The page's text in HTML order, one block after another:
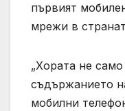
първият
мрежи в
„Хората не
съдържанието
мобилни